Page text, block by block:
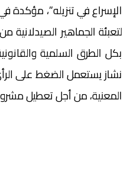
الإسراع في تنزيله”، مؤكدة
لتعبئة الجماهير الصيدلانية
بكل الطرق السلمية
نشاز يستعمل الضغط على
المعنية، من أجل تعطيل